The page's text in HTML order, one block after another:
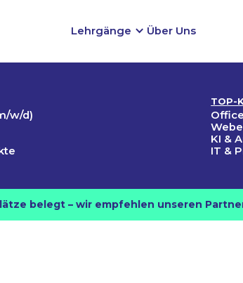
Lehrgänge
w/d)
TOP-
KI &
IT &
belegt – wir empfehlen unseren
Über Uns